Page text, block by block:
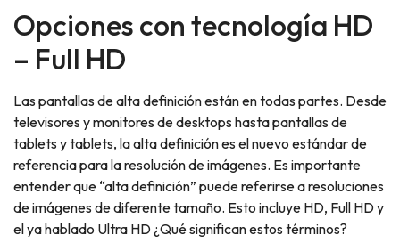
Opciones con tecnología HD
– Full HD
Las pantallas de alta definición están en todas partes. Desde
televisores y monitores de desktops hasta pantallas de
tablets y tablets, la alta definición es el nuevo estándar de
referencia para la resolución de imágenes. Es importante
entender que “alta definición” puede referirse a resoluciones
de imágenes de diferente tamaño. Esto incluye HD, Full HD y
el ya hablado Ultra HD ¿Qué significan estos términos?